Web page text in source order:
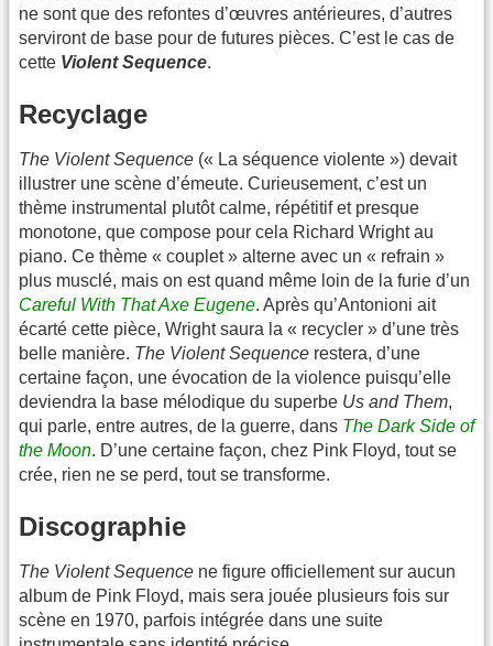
ne sont que des refontes d’œuvres antérieures, d’autres
serviront de base pour de futures pièces. C’est le cas de
cette Violent Sequence.
Recyclage
The Violent Sequence (« La séquence violente ») devait
illustrer une scène d’émeute. Curieusement, c’est un
thème instrumental plutôt calme, répétitif et presque
monotone, que compose pour cela Richard Wright au
piano. Ce thème « couplet » alterne avec un « refrain »
plus musclé, mais on est quand même loin de la furie d’un
Careful With That Axe Eugene. Après qu’Antonioni ait
écarté cette pièce, Wright saura la « recycler » d’une très
belle manière. The Violent Sequence restera, d’une
certaine façon, une évocation de la violence puisqu’elle
deviendra la base mélodique du superbe Us and Them,
qui parle, entre autres, de la guerre, dans The Dark Side of
the Moon. D’une certaine façon, chez Pink Floyd, tout se
crée, rien ne se perd, tout se transforme.
Discographie
The Violent Sequence ne figure officiellement sur aucun
album de Pink Floyd, mais sera jouée plusieurs fois sur
scène en 1970, parfois intégrée dans une suite